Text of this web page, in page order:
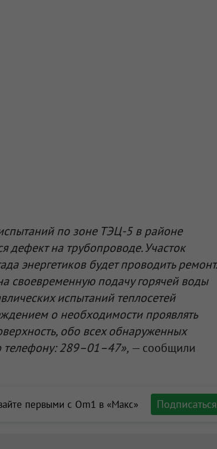
по зоне ТЭЦ-5 в районе
дефект на трубопроводе. Участок
энергетиков будет проводить ремонт.
своевременную подачу горячей воды
испытаний теплосетей
о необходимости проявлять
обо всех обнаруженных
289–01–47», — сообщили
первыми с Om1 в «Макс» Подписаться